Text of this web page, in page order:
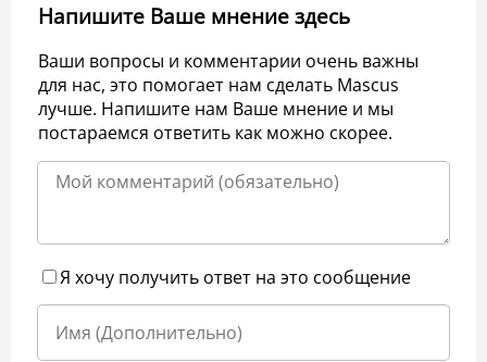
Напишите Ваше мнение здесь
Ваши вопросы и комментарии очень важны
для нас, это помогает нам сделать Mascus
лучше. Напишите нам Ваше мнение и мы
постараемся ответить как можно скорее.
Я хочу получить ответ на это сообщение